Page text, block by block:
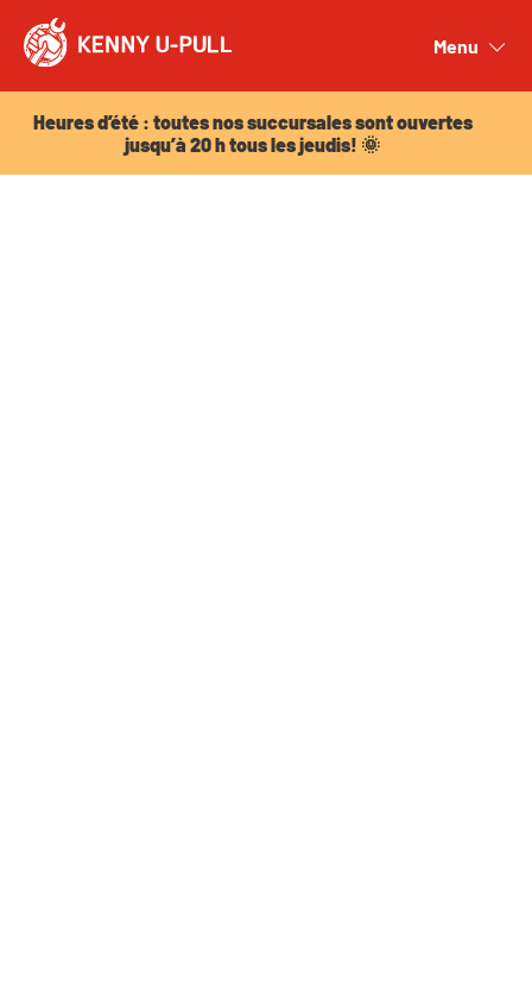
Menu
Heures d’été : toutes nos succursales sont ouvertes
jusqu’à 20 h tous les jeudis! 🌞